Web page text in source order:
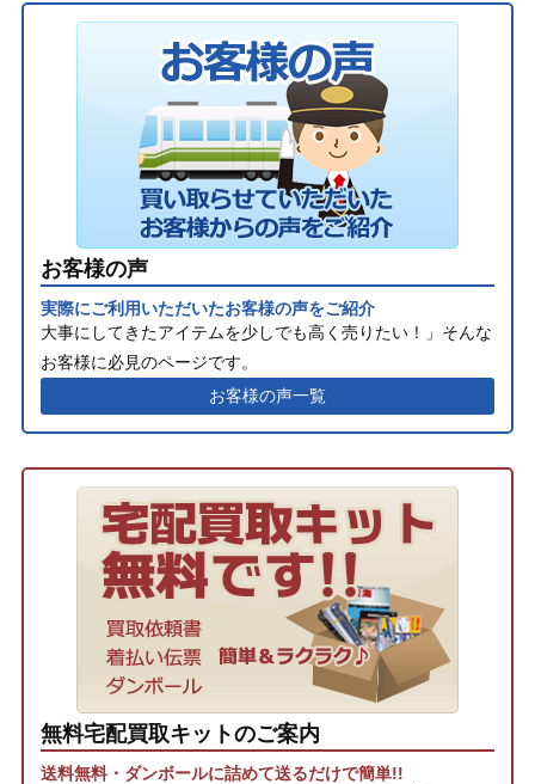
お客様の声
実際にご利用いただいたお客様の声をご紹介
大事にしてきたアイテムを少しでも高く売りたい！」そんな
お客様に必見のページです。
お客様の声一覧
無料宅配買取キットのご案内
送料無料・ダンボールに詰めて送るだけで簡単!!